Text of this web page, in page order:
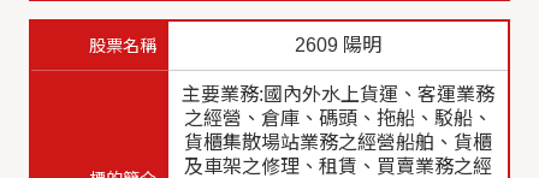
2609 陽明
主要業務:國內外水上貨運、客運業務
之經營、倉庫、碼頭、拖船、駁船、
貨櫃集散場站業務之經營船舶、貨櫃
及車架之修理、租賃、買賣業務之經